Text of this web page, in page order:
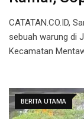
CATATAN.CO.ID,
sebuah warung di
Kecamatan
BERITA UTAMA